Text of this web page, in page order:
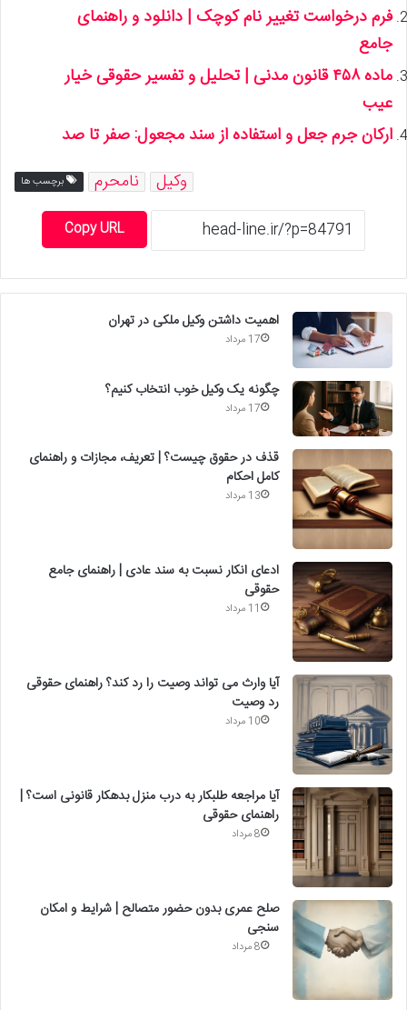
فرم درخواست تغییر نام کوچک | دانلود و راهنمای
جامع
ماده ۴۵۸ قانون مدنی | تحلیل و تفسیر حقوقی خیار
عیب
ارکان جرم جعل و استفاده از سند مجعول: صفر تا صد
برچسب ها نامحرم وکیل
Copy URL
اهمیت داشتن وکیل ملکی در تهران
17 مرداد
چگونه یک وکیل خوب انتخاب کنیم؟
17 مرداد
قذف در حقوق چیست؟ | تعریف، مجازات و راهنمای
کامل احکام
13 مرداد
ادعای انکار نسبت به سند عادی | راهنمای جامع
حقوقی
11 مرداد
آیا وارث می تواند وصیت را رد کند؟ راهنمای حقوقی
رد وصیت
10 مرداد
آیا مراجعه طلبکار به درب منزل بدهکار قانونی است؟ |
راهنمای حقوقی
8 مرداد
صلح عمری بدون حضور متصالح | شرایط و امکان
سنجی
8 مرداد